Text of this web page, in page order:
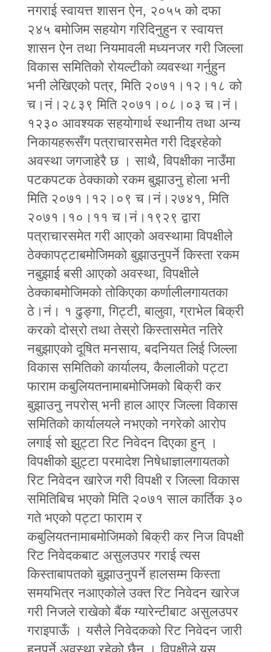
नगराई स्वायत्त शासन ऐन, २०५५ को दफा
२४५ बमोजिम सहयोग गरिदिनुहुन र स्वायत्त
शासन ऐन तथा नियमावली मध्यनजर गरी जिल्ला
विकास समितिको रोयल्टीको व्यवस्था गर्नुहुन
भनी लेखिएको पत्र, मिति २०७१।१२।१८ को
च।नं।२८३९ मिति २०७१।०८।०३ च।नं।
१२३० आवश्यक सहयोगार्थ स्थानीय तथा अन्य
निकायहरूसँग पत्राचारसमेत गरी दिइरहेको
अवस्था जगजाहेरै छ । साथै, विपक्षीका नाउँमा
पटकपटक ठेक्काको रकम बुझाउनु होला भनी
मिति २०७१।१२।०९ च।नं।२७४१, मिति
२०७१।१०।११ च।नं।१९२९ द्वारा
पत्राचारसमेत गरी आएको अवस्थामा विपक्षीले
ठेक्कापट्टाबमोजिमको बुझाउनुपर्ने किस्ता रकम
नबुझाई बसी आएको अवस्था, विपक्षीले
ठेक्काबमोजिमको तोकिएका कर्णालीलगायतका
ठे।नं। १ ढुङ्गा, गिट्टी, बालुवा, ग्राभेल बिक्री
करको दोस्रो तथा तेस्रो किस्तासमेत नतिरे
नबुझाएको दूषित मनसाय, बदनियत लिई जिल्ला
विकास समितिको कार्यालय, कैलालीको पट्टा
फाराम कबुलियतनामाबमोजिमको बिक्री कर
बुझाउनु नपरोस् भनी हाल आएर जिल्ला विकास
समितिको कार्यालयले नभएको नगरेको आरोप
लगाई सो झुट्टा रिट निवेदन दिएका हुन् ।
विपक्षीको झुट्टा परमादेश निषेधाज्ञालगायतको
रिट निवेदन खारेज गरी विपक्षी र जिल्ला विकास
समितिबिच भएको मिति २०७१ साल कार्तिक ३०
गते भएको पट्टा फाराम र
कबुलियतनामाबमोजिमको बिक्री कर निज विपक्षी
रिट निवेदकबाट असुलउपर गराई त्यस
किस्ताबापतको बुझाउनुपर्ने हालसम्म किस्ता
समयभित्र नआएकोले उक्त रिट निवेदन खारेज
गरी निजले राखेको बैंक ग्यारेन्टीबाट असुलउपर
गराइपाऊँ । यसैले निवेदकको रिट निवेदन जारी